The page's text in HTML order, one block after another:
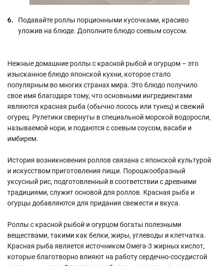
Подавайте роллы порционными кусочками, красиво
уложив на блюде. Дополните блюдо соевым соусом.
Нежные домашние роллы с красной рыбой и огурцом – это
изысканное блюдо японской кухни, которое стало
популярным во многих странах мира. Это блюдо получило
свое имя благодаря тому, что основными ингредиентами
являются красная рыба (обычно лосось или тунец) и свежий
огурец. Рулетики свернуты в специальной морской водоросли,
называемой нори, и подаются с соевым соусом, васаби и
имбирем.
История возникновения роллов связана с японской культурой
и искусством приготовления пищи. Порошкообразный
уксусный рис, подготовленный в соответствии с древними
традициями, служит основой для роллов. Красная рыба и
огурцы добавляются для придания свежести и вкуса.
Роллы с красной рыбой и огурцом богаты полезными
веществами, такими как белки, жиры, углеводы и клетчатка.
Красная рыба является источником Омега-3 жирных кислот,
которые благотворно влияют на работу сердечно-сосудистой